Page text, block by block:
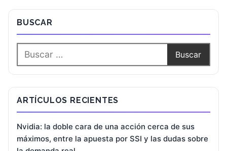
BUSCAR
ARTÍCULOS RECIENTES
Nvidia: la doble cara de una acción cerca de sus
máximos, entre la apuesta por SSI y las dudas sobre